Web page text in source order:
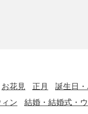
お花見 正月 誕生日
ン 結婚・結婚式・